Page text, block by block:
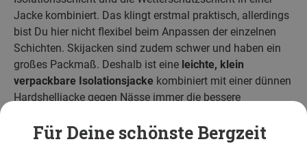
Für Deine schönste Bergzeit
Jacke kombiniert. Das klingt erstmal praktisch, allerdings
bist Du hier nicht flexibel beim Anpassen der einzelnen
Schichten. Skijacken sind zudem schwer und haben ein
großes Packmaß. Deshalb ist eine leichte, klein
verpackbare Isolationsjacke kombiniert mit einer dünnen
Hardshelljacke gegen Nässe immer die bessere
Eine Daunen- oder Kunstfaserjacke lässt sich gut im